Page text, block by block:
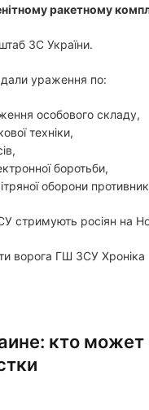
ракетному
ЗС України.
ураження по:
особового складу,
техніки,
боротьби,
оборони
стримують росіян на
ворога ГШ ЗСУ Хроніка
кто может